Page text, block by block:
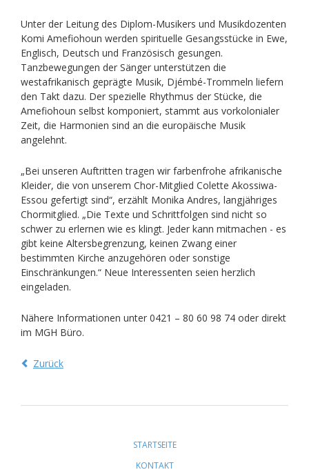
Unter der Leitung des Diplom-Musikers und Musikdozenten
Komi Amefiohoun werden spirituelle Gesangsstücke in Ewe,
Englisch, Deutsch und Französisch gesungen.
Tanzbewegungen der Sänger unterstützen die
westafrikanisch geprägte Musik, Djémbé-Trommeln liefern
den Takt dazu. Der spezielle Rhythmus der Stücke, die
Amefiohoun selbst komponiert, stammt aus vorkolonialer
Zeit, die Harmonien sind an die europäische Musik
angelehnt.
„Bei unseren Auftritten tragen wir farbenfrohe afrikanische
Kleider, die von unserem Chor-Mitglied Colette Akossiwa-
Essou gefertigt sind“, erzählt Monika Andres, langjähriges
Chormitglied. „Die Texte und Schrittfolgen sind nicht so
schwer zu erlernen wie es klingt. Jeder kann mitmachen - es
gibt keine Altersbegrenzung, keinen Zwang einer
bestimmten Kirche anzugehören oder sonstige
Einschränkungen.“ Neue Interessenten seien herzlich
eingeladen.
Nähere Informationen unter 0421 – 80 60 98 74 oder direkt
im MGH Büro.
Zurück
STARTSEITE
KONTAKT